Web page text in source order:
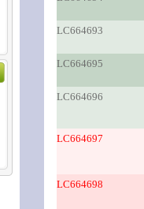
LC664693
LC664695
LC664696
LC664697
LC664698